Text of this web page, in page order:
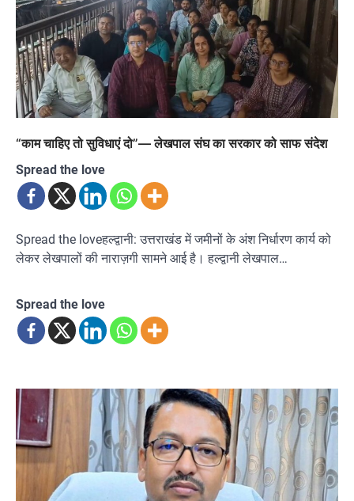
“काम चाहिए तो सुविधाएं दो”— लेखपाल संघ का सरकार को साफ संदेश
Spread the love
Spread the loveहल्द्वानी: उत्तराखंड में जमीनों के अंश निर्धारण कार्य को
लेकर लेखपालों की नाराज़गी सामने आई है। हल्द्वानी लेखपाल…
Spread the love